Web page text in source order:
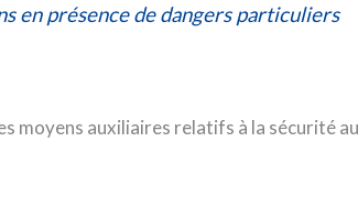
en présence de dangers particuliers
moyens auxiliaires relatifs à la sécurité